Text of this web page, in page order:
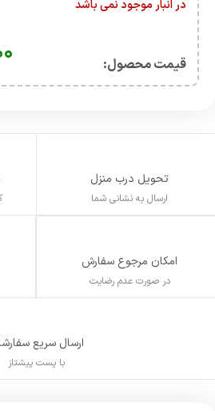
در انبار موجود نمی باشد
قیمت محصول:​
تحویل درب منزل
ارسال به نشانی شما
امکان مرجوع سفارش
در صورت عدم رضایت
ارسال سریع
با پست پیشتاز